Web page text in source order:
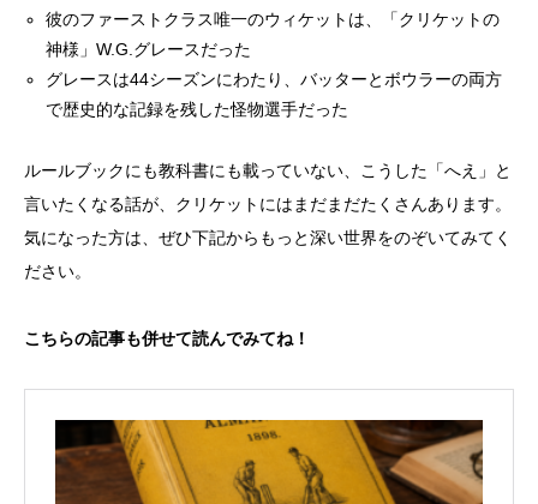
彼のファーストクラス唯一のウィケットは、「クリケットの
神様」W.G.グレースだった
グレースは44シーズンにわたり、バッターとボウラーの両方
で歴史的な記録を残した怪物選手だった
ルールブックにも教科書にも載っていない、こうした「へえ」と
言いたくなる話が、クリケットにはまだまだたくさんあります。
気になった方は、ぜひ下記からもっと深い世界をのぞいてみてく
ださい。
こちらの記事も併せて読んでみてね！